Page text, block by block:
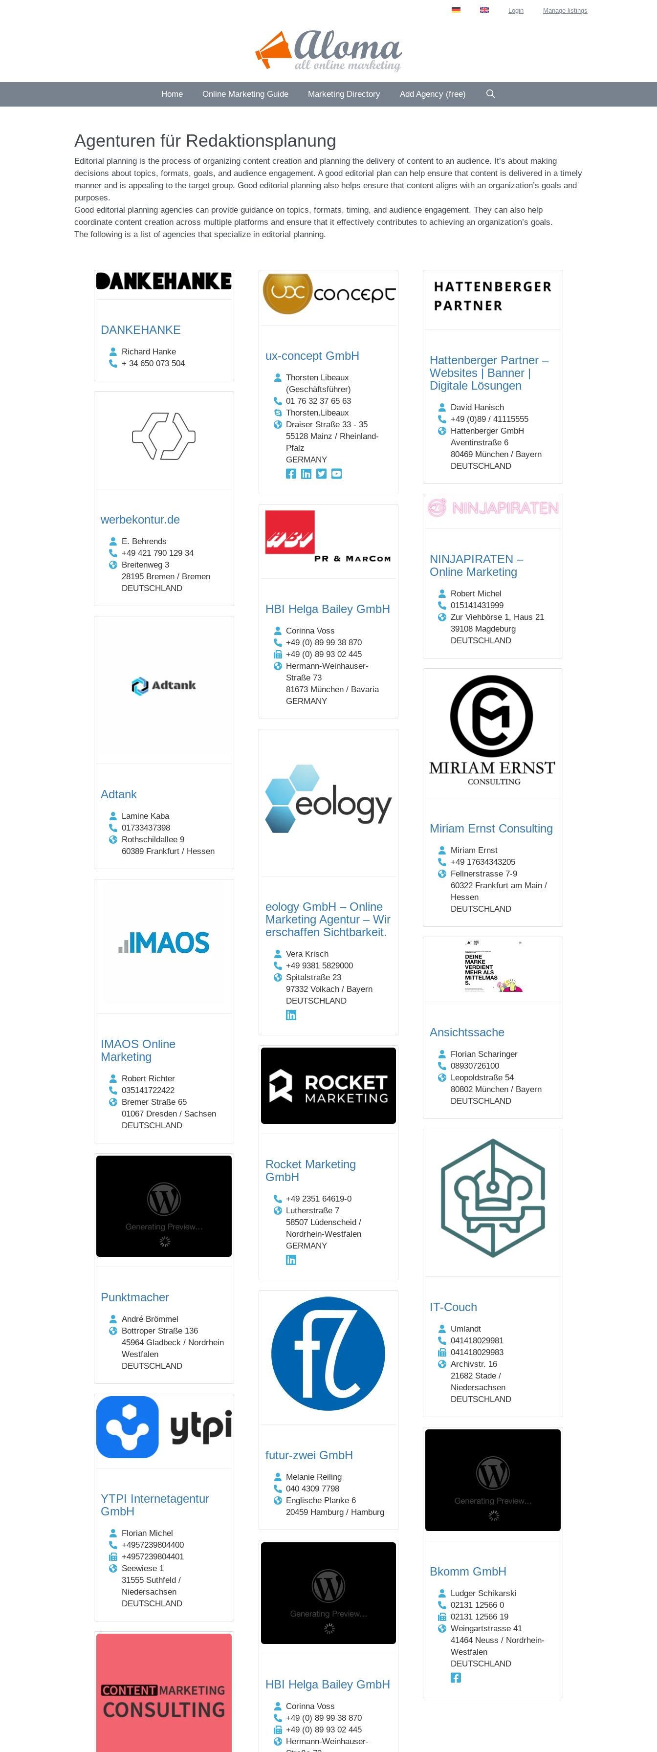
Login Manage listings
Home Online Marketing Guide Marketing Directory Add Agency (free)
Agenturen für Redaktionsplanung
Editorial planning is the process of organizing content creation and planning the delivery of content to an audience. It’s about making
decisions about topics, formats, goals, and audience engagement. A good editorial plan can help ensure that content is delivered in a timely
manner and is appealing to the target group. Good editorial planning also helps ensure that content aligns with an organization’s goals and
purposes.
Good editorial planning agencies can provide guidance on topics, formats, timing, and audience engagement. They can also help
coordinate content creation across multiple platforms and ensure that it effectively contributes to achieving an organization’s goals.
The following is a list of agencies that specialize in editorial planning.
DANKEHANKE
Richard Hanke
+ 34 650 073 504
werbekontur.de
E. Behrends
+49 421 790 129 34
Breitenweg 3
28195 Bremen / Bremen
DEUTSCHLAND
Adtank
Lamine Kaba
01733437398
Rothschildallee 9
60389 Frankfurt / Hessen
IMAOS Online
Marketing
Robert Richter
035141722422
Bremer Straße 65
01067 Dresden / Sachsen
DEUTSCHLAND
Punktmacher
André Brömmel
Bottroper Straße 136
45964 Gladbeck / Nordrhein
Westfalen
DEUTSCHLAND
YTPI Internetagentur
GmbH
Florian Michel
+4957239804400
+4957239804401
Seewiese 1
31555 Suthfeld /
Niedersachsen
DEUTSCHLAND
ux-concept GmbH
Thorsten Libeaux
(Geschäftsführer)
01 76 32 37 65 63
Thorsten.Libeaux
Draiser Straße 33 - 35
55128 Mainz / Rheinland-
Pfalz
GERMANY
HBI Helga Bailey GmbH
Corinna Voss
+49 (0) 89 99 38 870
+49 (0) 89 93 02 445
Hermann-Weinhauser-
Straße 73
81673 München / Bavaria
GERMANY
eology GmbH – Online
Marketing Agentur – Wir
erschaffen Sichtbarkeit.
Vera Krisch
+49 9381 5829000
Spitalstraße 23
97332 Volkach / Bayern
DEUTSCHLAND
Rocket Marketing
GmbH
+49 2351 64619-0
Lutherstraße 7
58507 Lüdenscheid /
Nordrhein-Westfalen
GERMANY
futur-zwei GmbH
Melanie Reiling
040 4309 7798
Englische Planke 6
20459 Hamburg / Hamburg
HBI Helga Bailey GmbH
Corinna Voss
+49 (0) 89 99 38 870
+49 (0) 89 93 02 445
Hermann-Weinhauser-
Hattenberger Partner –
Websites | Banner |
Digitale Lösungen
David Hanisch
+49 (0)89 / 41115555
Hattenberger GmbH
Aventinstraße 6
80469 München / Bayern
DEUTSCHLAND
NINJAPIRATEN –
Online Marketing
Robert Michel
015141431999
Zur Viehbörse 1, Haus 21
39108 Magdeburg
DEUTSCHLAND
Miriam Ernst Consulting
Miriam Ernst
+49 17634343205
Fellnerstrasse 7-9
60322 Frankfurt am Main /
Hessen
DEUTSCHLAND
Ansichtssache
Florian Scharinger
08930726100
Leopoldstraße 54
80802 München / Bayern
DEUTSCHLAND
IT-Couch
Umlandt
041418029981
041418029983
Archivstr. 16
21682 Stade /
Niedersachsen
DEUTSCHLAND
Bkomm GmbH
Ludger Schikarski
02131 12566 0
02131 12566 19
Weingartstrasse 41
41464 Neuss / Nordrhein-
Westfalen
DEUTSCHLAND